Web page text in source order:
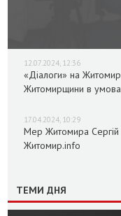
12.07.2024, 12:36
«Діалоги» на
Житомирщини в
17.04.2024, 10:29
Мер Житомира Сергій
Житомир.info
ТЕМИ ДНЯ